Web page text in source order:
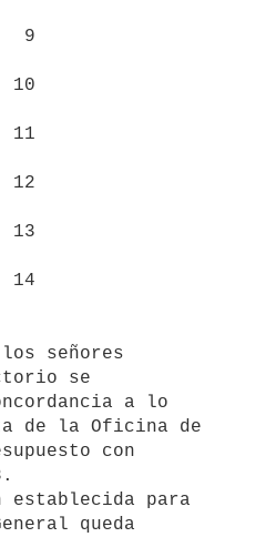
se
a lo
de la Oficina de
con
queda